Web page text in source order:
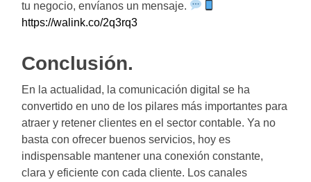
tu negocio, envíanos un mensaje.
https://walink.co/2q3rq3
Conclusión.
En la actualidad, la comunicación digital se ha
convertido en uno de los pilares más importantes para
atraer y retener clientes en el sector contable. Ya no
basta con ofrecer buenos servicios, hoy es
indispensable mantener una conexión constante,
clara y eficiente con cada cliente. Los canales